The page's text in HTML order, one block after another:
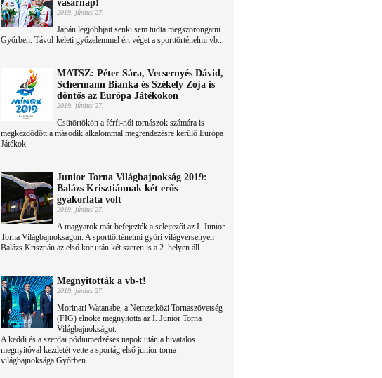
vasárnap!
2019. június 27.
Japán legjobbjait senki sem tudta megszorongatni
Győrben. Távol-keleti győzelemmel ért véget a sporttörténelmi vb...
MATSZ: Péter Sára, Vecsernyés Dávid,
Schermann Bianka és Székely Zója is
döntős az Európa Játékokon
2019. június 27.
Csütörtökön a férfi-női tornászok számára is
megkezdődött a második alkalommal megrendezésre kerülő Európa
Játékok.
Junior Torna Világbajnokság 2019:
Balázs Krisztiánnak két erős
gyakorlata volt
2019. június 27.
A magyarok már befejezték a selejtezőt az I. Junior
Torna Világbajnokságon. A sporttörténelmi győri világversenyen
Balázs Krisztián az első kör után két szeren is a 2. helyen áll.
Megnyitották a vb-t!
2019. június 27.
Morinari Watanabe, a Nemzetközi Tornaszövetség
(FIG) elnöke megnyitotta az I. Junior Torna
Világbajnokságot.
A keddi és a szerdai pódiumedzéses napok után a hivatalos
megnyitóval kezdetét vette a sportág első junior torna-
világbajnoksága Győrben.